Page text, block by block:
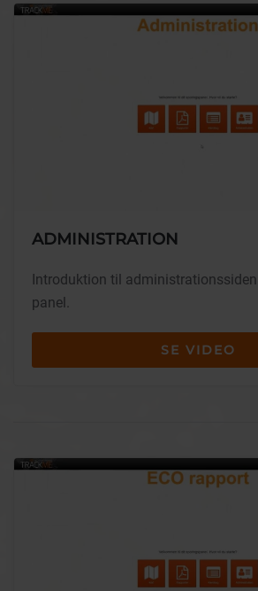
ADMINISTRATION
Introduktion til administrationssiden
panel.
SE VIDEO